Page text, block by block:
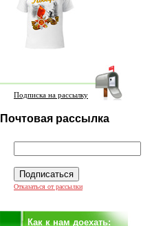
Подписка на рассылку
Почтовая рассылка
Отказаться от рассылки
Как к нам доехать: